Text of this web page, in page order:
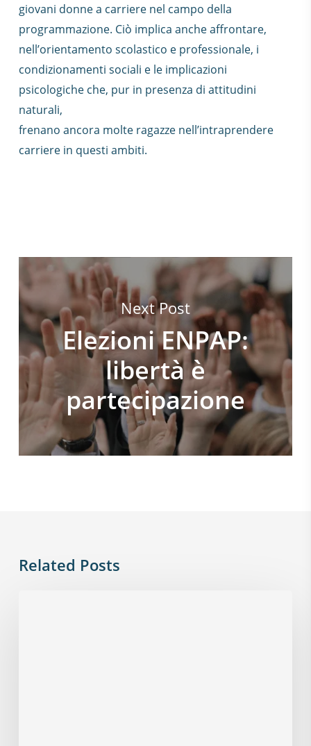
giovani donne a carriere nel campo della
programmazione. Ciò implica anche affrontare,
nell’orientamento scolastico e professionale, i
condizionamenti sociali e le implicazioni
psicologiche che, pur in presenza di attitudini
naturali,
frenano ancora molte ragazze nell’intraprendere
carriere in questi ambiti.
Next Post
Elezioni ENPAP:
libertà è
partecipazione
Related Posts